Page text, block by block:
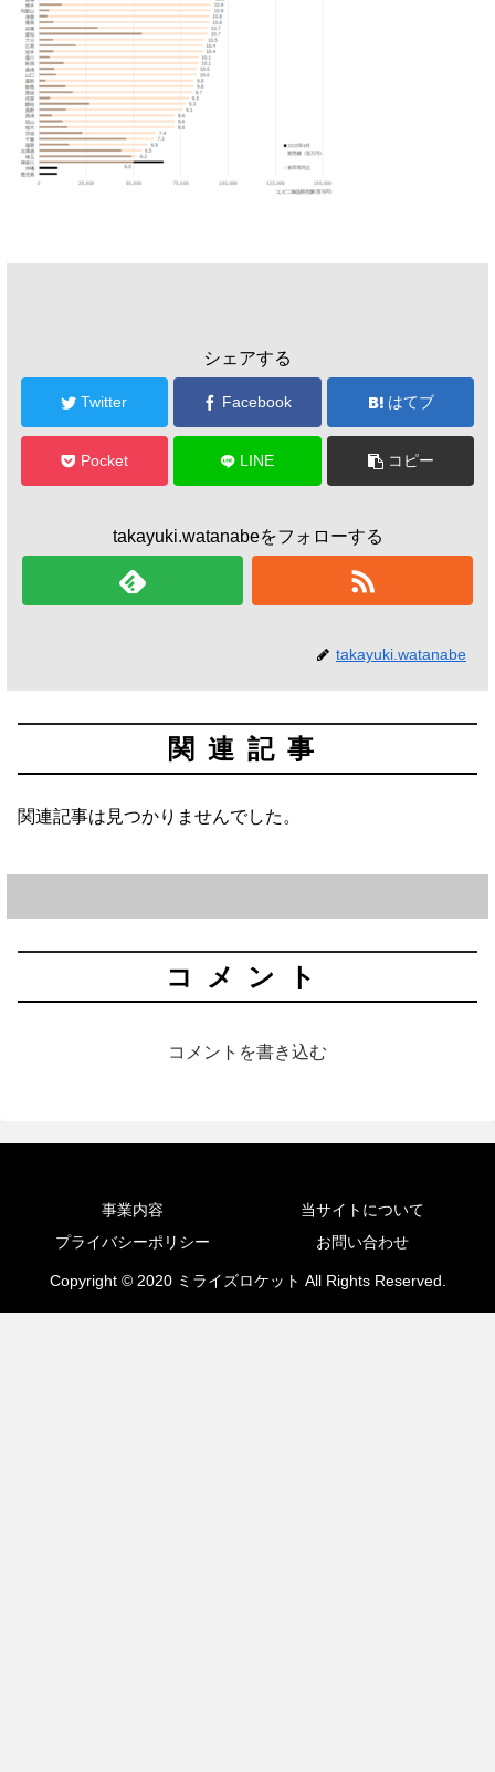
シェアする
Twitter Facebook はてブ
Pocket LINE コピー
takayuki.watanabeをフォローする
takayuki.watanabe
関連記事
関連記事は見つかりませんでした。
コメント
コメントを書き込む
事業内容
当サイトについて
プライバシーポリシー
お問い合わせ
Copyright © 2020 ミライズロケット All Rights Reserved.